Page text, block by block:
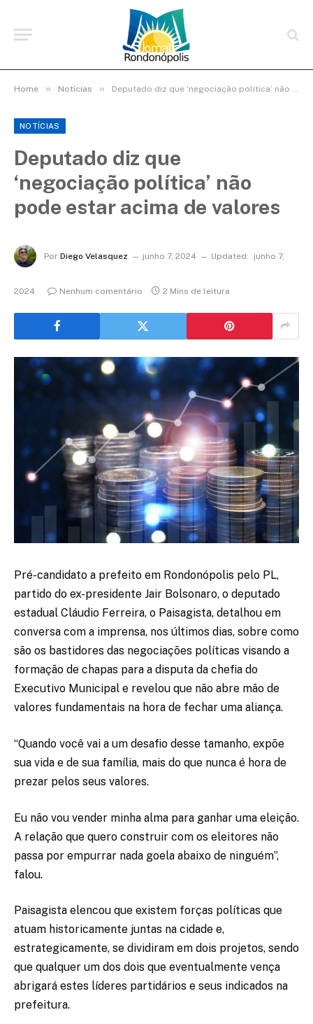
Home » Notícias » Deputado diz que ‘negociação política’ não pode estar acima de valores
NOTÍCIAS
Deputado diz que
‘negociação política’ não
pode estar acima de valores
Por Diego Velasquez junho 7, 2024 Updated: junho 7,
2024 Nenhum comentário 2 Mins de leitura
Pré-candidato a prefeito em Rondonópolis pelo PL,
partido do ex-presidente Jair Bolsonaro, o deputado
estadual Cláudio Ferreira, o Paisagista, detalhou em
conversa com a imprensa, nos últimos dias, sobre como
são os bastidores das negociações políticas visando a
formação de chapas para a disputa da chefia do
Executivo Municipal e revelou que não abre mão de
valores fundamentais na hora de fechar uma aliança.
“Quando você vai a um desafio desse tamanho, expõe
sua vida e de sua família, mais do que nunca é hora de
prezar pelos seus valores.
Eu não vou vender minha alma para ganhar uma eleição.
A relação que quero construir com os eleitores não
passa por empurrar nada goela abaixo de ninguém”,
falou.
Paisagista elencou que existem forças políticas que
atuam historicamente juntas na cidade e,
estrategicamente, se dividiram em dois projetos, sendo
que qualquer um dos dois que eventualmente vença
abrigará estes líderes partidários e seus indicados na
prefeitura.